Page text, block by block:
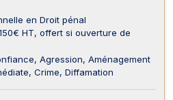
en Droit pénal
HT, offert si ouverture de
Agression Aménagement
Crime Diffamation